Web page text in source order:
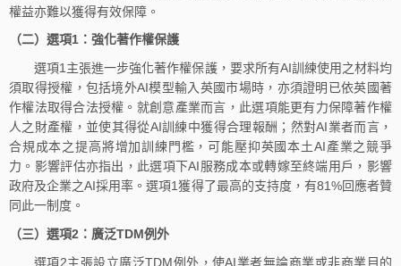
權益亦難以獲得有效保障。
（二）選項1 ：強化著作權保護
選項1主張進一步強化著作權保護，要求所有AI訓練使用之材料均
須取得授權，包括境外AI模型輸入英國市場時，亦須證明已依英國著
作權法取得合法授權。就創意產業而言，此選項能更有力保障著作權
人之財產權，並使其得從AI訓練中獲得合理報酬；然對AI業者而言，
合規成本之提高將增加訓練門檻，可能壓抑英國本土AI產業之競爭
力。影響評估亦指出，此選項下AI服務成本或轉嫁至終端用戶，影響
政府及企業之AI採用率。選項1獲得了最高的支持度，有81%回應者贊
同此一制度。
（三）選項2 ：廣泛TDM例外
選項2主張設立廣泛TDM例外，使AI業者無論商業或非商業目的